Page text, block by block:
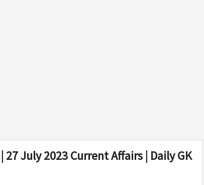
July 2023 Current Affairs | Daily GK